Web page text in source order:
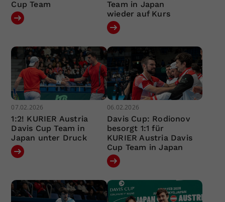
Cup Team
Team in Japan
wieder auf Kurs
07.02.2026
1:2! KURIER Austria
Davis Cup Team in
Japan unter Druck
06.02.2026
Davis Cup: Rodionov
besorgt 1:1 für
KURIER Austria Davis
Cup Team in Japan